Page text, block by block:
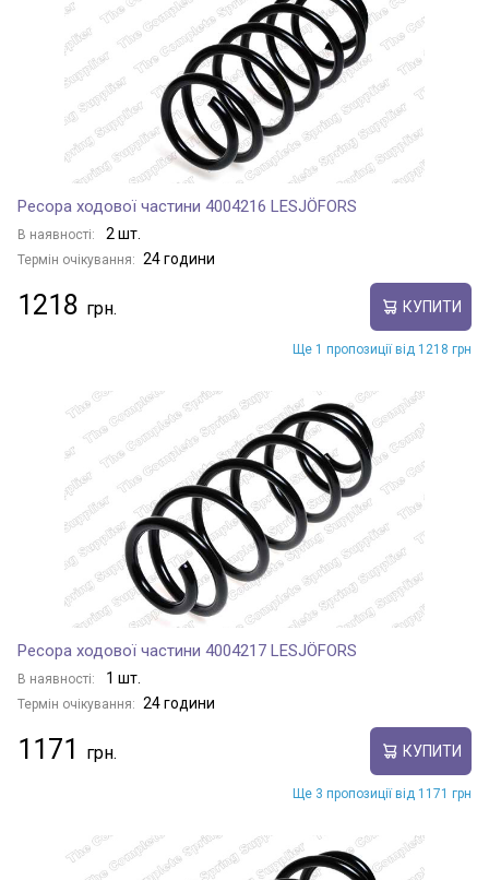
Ресора ходової частини 4004216 LESJÖFORS
В наявності: 2 шт.
Термін очікування: 24 години
1218 КУПИТИ
Ще 1 пропозиції від 1218 грн
Ресора ходової частини 4004217 LESJÖFORS
В наявності: 1 шт.
Термін очікування: 24 години
1171 КУПИТИ
Ще 3 пропозиції від 1171 грн